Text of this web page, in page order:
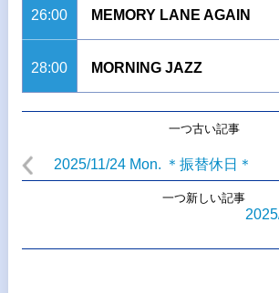
26:00 MEMORY LANE AGAIN
28:00 MORNING JAZZ
一つ古い記事
2025/11/24 Mon. ＊振替休日＊
一つ新しい記事